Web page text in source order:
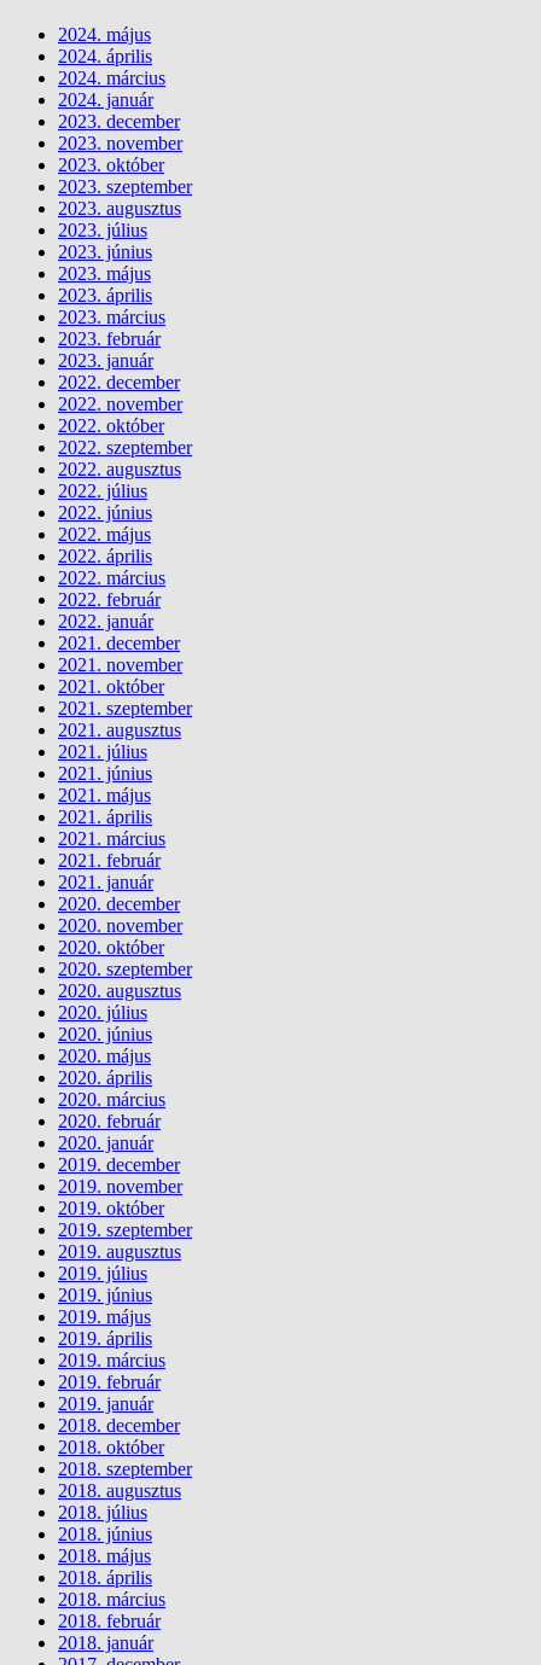
2024. május
2024. április
2024. március
2024. január
2023. december
2023. november
2023. október
2023. szeptember
2023. augusztus
2023. július
2023. június
2023. május
2023. április
2023. március
2023. február
2023. január
2022. december
2022. november
2022. október
2022. szeptember
2022. augusztus
2022. július
2022. június
2022. május
2022. április
2022. március
2022. február
2022. január
2021. december
2021. november
2021. október
2021. szeptember
2021. augusztus
2021. július
2021. június
2021. május
2021. április
2021. március
2021. február
2021. január
2020. december
2020. november
2020. október
2020. szeptember
2020. augusztus
2020. július
2020. június
2020. május
2020. április
2020. március
2020. február
2020. január
2019. december
2019. november
2019. október
2019. szeptember
2019. augusztus
2019. július
2019. június
2019. május
2019. április
2019. március
2019. február
2019. január
2018. december
2018. október
2018. szeptember
2018. augusztus
2018. július
2018. június
2018. május
2018. április
2018. március
2018. február
2018. január